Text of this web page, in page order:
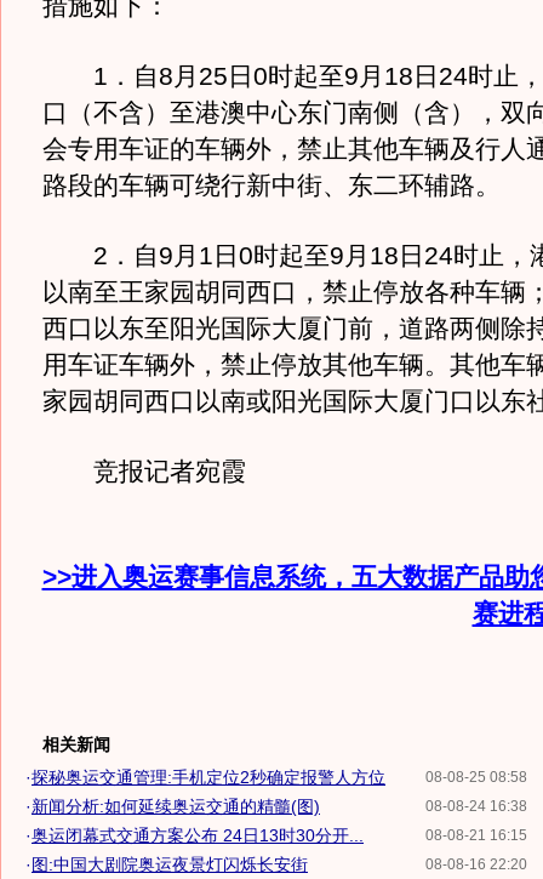
措施如下：
1．自8月25日0时起至9月18日24时止，
口（不含）至港澳中心东门南侧（含），双
会专用车证的车辆外，禁止其他车辆及行人
路段的车辆可绕行新中街、东二环辅路。
2．自9月1日0时起至9月18日24时止，
以南至王家园胡同西口，禁止停放各种车辆
西口以东至阳光国际大厦门前，道路两侧除
用车证车辆外，禁止停放其他车辆。其他车
家园胡同西口以南或阳光国际大厦门口以东
竞报记者宛霞
>>进入奥运赛事信息系统，五大数据产品助
赛进
相关新闻
08-08-25 08:58
·探秘奥运交通管理:手机定位2秒确定报警人方位
08-08-24 16:38
·新闻分析:如何延续奥运交通的精髓(图)
08-08-21 16:15
·奥运闭幕式交通方案公布 24日13时30分开...
08-08-16 22:20
·图:中国大剧院奥运夜景灯闪烁长安街